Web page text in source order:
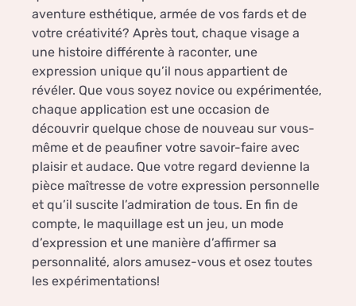
aventure esthétique, armée de vos fards et de
votre créativité? Après tout, chaque visage a
une histoire différente à raconter, une
expression unique qu’il nous appartient de
révéler. Que vous soyez novice ou expérimentée,
chaque application est une occasion de
découvrir quelque chose de nouveau sur vous-
même et de peaufiner votre savoir-faire avec
plaisir et audace. Que votre regard devienne la
pièce maîtresse de votre expression personnelle
et qu’il suscite l’admiration de tous. En fin de
compte, le maquillage est un jeu, un mode
d’expression et une manière d’affirmer sa
personnalité, alors amusez-vous et osez toutes
les expérimentations!